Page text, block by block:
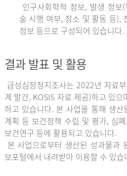
인구사회학적 정보, 발생 정보
술 시행 여부, 장소 및 활동 등),
정보 등으로 구성되어 있습니다.
결과 발표 및 활용
급성심장정지조사는 2022년 자료
계 발간, KOSIS 자료 제공)하고 있
하고 있습니다. 본 사업을 통해 생
계획 등 보건정책 수립 및 평가, 심
보건연구 등에 활용되고 있습니다.
본 사업으로부터 생산된 성과물과
보포털에서 내려받아 이용할 수 있습